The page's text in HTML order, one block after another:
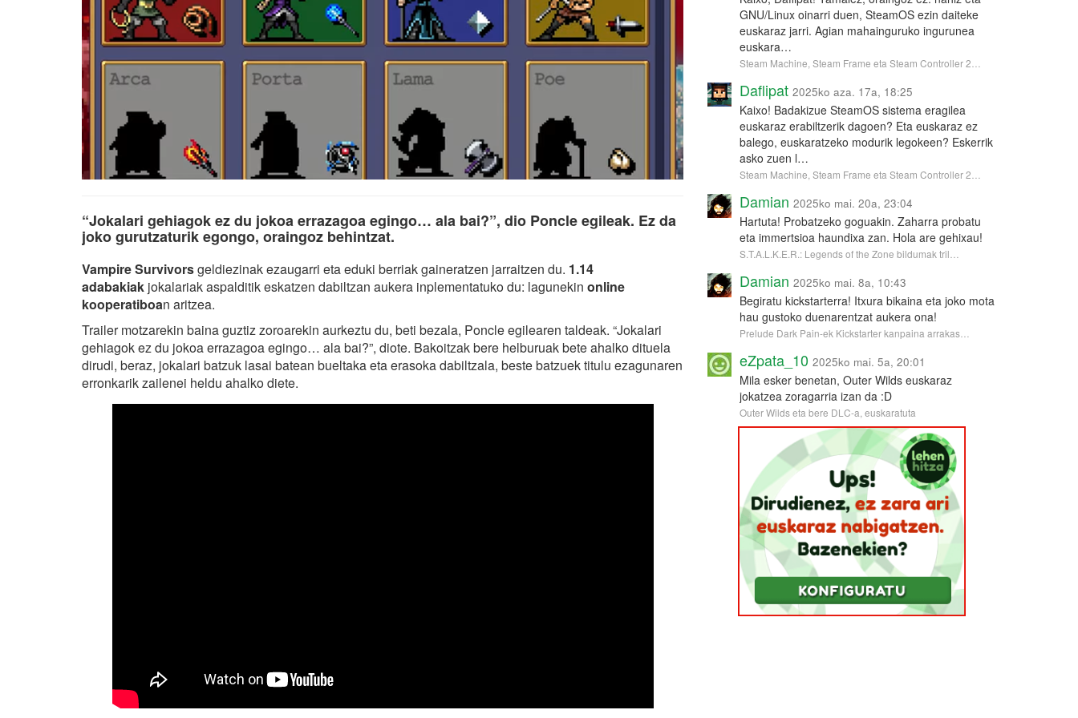
“Jokalari gehiagok ez du jokoa errazagoa egingo… ala bai?”, dio Poncle egileak. Ez da
joko gurutzaturik egongo, oraingoz behintzat.
Vampire Survivorsgeldiezinak ezaugarri eta eduki berriak gaineratzen jarraitzen du. 1.14
adabakiak jokalariak aspalditik eskatzen dabiltzan aukera inplementatuko du: lagunekin online
kooperatiboan aritzea.
Trailer motzarekin baina guztiz zoroarekin aurkeztu du, beti bezala, Poncle egilearen taldeak. “Jokalari
gehiagok ez du jokoa errazagoa egingo… ala bai?”, diote. Bakoitzak bere helburuak bete ahalko dituela
dirudi, beraz, jokalari batzuk lasai batean bueltaka eta erasoka dabiltzala, beste batzuek titulu ezagunaren
erronkarik zailenei heldu ahalko diete.
GNU/Linux oinarri duen, SteamOS ezin daiteke
euskaraz jarri. Agian mahainguruko ingurunea
euskara…
Steam Machine, Steam Frame eta Steam Controller 2…
Daflipat 2025ko aza. 17a, 18:25
Kaixo! Badakizue SteamOS sistema eragilea
euskaraz erabiltzerik dagoen? Eta euskaraz ez
balego, euskaratzeko modurik legokeen? Eskerrik
asko zuen l…
Steam Machine, Steam Frame eta Steam Controller 2…
Damian 2025ko mai. 20a, 23:04
Hartuta! Probatzeko goguakin. Zaharra probatu
eta immertsioa haundixa zan. Hola are gehixau!
S.T.A.L.K.E.R.: Legends of the Zone bildumak tril…
Damian 2025ko mai. 8a, 10:43
Begiratu kickstarterra! Itxura bikaina eta joko mota
hau gustoko duenarentzat aukera ona!
Prelude Dark Pain-ek Kickstarter kanpaina arrakas…
eZpata_10 2025ko mai. 5a, 20:01
Mila esker benetan, Outer Wilds euskaraz
jokatzea zoragarria izan da :D
Outer Wilds eta bere DLC-a, euskaratuta